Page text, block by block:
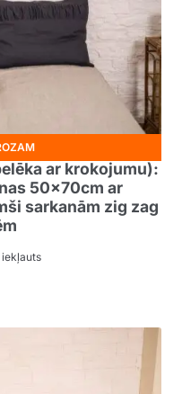
ar krokojumu):
50x70cm ar
sarkanām zig zag
iekļauts